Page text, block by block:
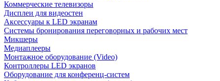
Коммерческие телевизоры
Дисплеи для видеостен
Аксессуары к LED экранам
Системы бронирования переговорных и рабочих мест
Микшеры
Медиаплееры
Монтажное оборудование (Video)
Контроллеры LED экранов
Оборудование для конференц-систем